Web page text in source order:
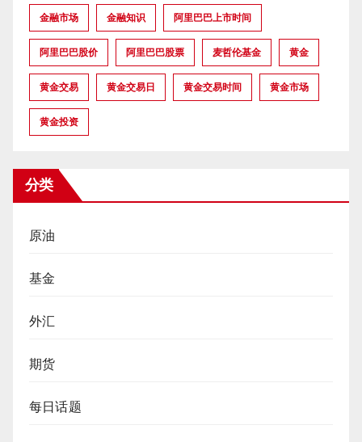
金融市场 金融知识 阿里巴巴上市时间
阿里巴巴股价 阿里巴巴股票 麦哲伦基金 黄金
黄金交易 黄金交易日 黄金交易时间 黄金市场
黄金投资
分类
原油
基金
外汇
期货
每日话题